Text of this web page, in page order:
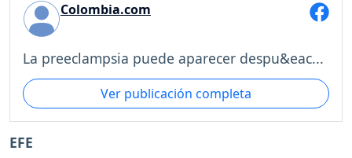
Colombia.com
La preeclampsia puede aparecer despu&eac...
Ver publicación completa
EFE